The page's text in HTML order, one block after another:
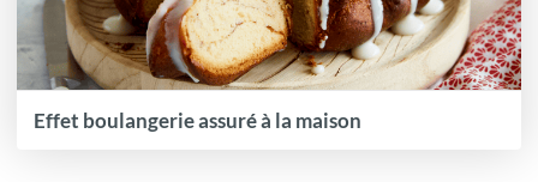
Effet boulangerie assuré à la maison